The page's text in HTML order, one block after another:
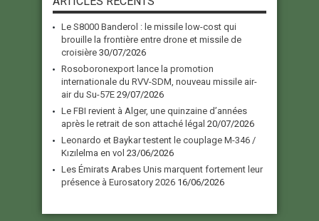
Le S8000 Banderol : le missile low-cost qui
brouille la frontière entre drone et missile de
croisière 30/07/2026
Rosoboronexport lance la promotion
internationale du RVV-SDM, nouveau missile air-
air du Su-57E 29/07/2026
Le FBI revient à Alger, une quinzaine d’années
après le retrait de son attaché légal 20/07/2026
Leonardo et Baykar testent le couplage M-346 /
Kızılelma en vol 23/06/2026
Les Émirats Arabes Unis marquent fortement leur
présence à Eurosatory 2026 16/06/2026